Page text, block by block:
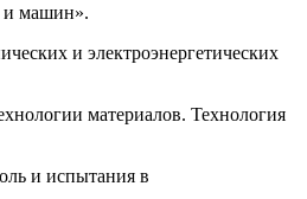
и машин».
и электроэнергетических
материалов. Технология
и испытания в